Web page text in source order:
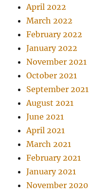
April 2022
March 2022
February 2022
January 2022
November 2021
October 2021
September 2021
August 2021
June 2021
April 2021
March 2021
February 2021
January 2021
November 2020